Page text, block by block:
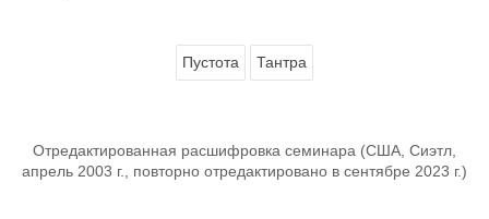
Пустота Тантра
Отредактированная расшифровка семинара (США, Сиэтл,
апрель 2003 г., повторно отредактировано в сентябре 2023 г.)